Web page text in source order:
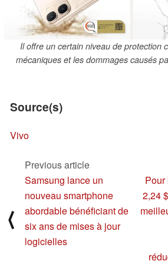
Il offre un certain niveau de protection
mécaniques et les dommages causés
Source(s)
Vivo
⟨
Previous article
Samsung lance un
nouveau smartphone
abordable bénéficiant de
six ans de mises à jour
logicielles
Pour
2,24